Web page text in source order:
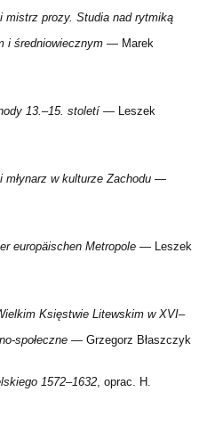
prozy. Studia nad rytmiką
i średniowiecznym — Marek
13.–15. století— Leszek
młynarz w kulturze Zachodu —
europäischen Metropole — Leszek
Księstwie Litewskim w XVI–
społeczne — Grzegorz Błaszczyk
1572–1632 , oprac. H.